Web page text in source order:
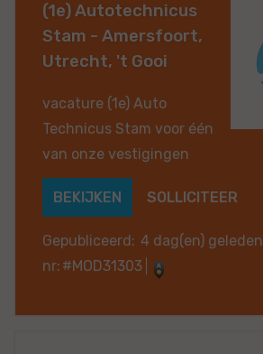
(1e) Autotechnicus
Stam - Amersfoort,
Utrecht, 't Gooi
vacature (1e) Auto
Technicus Stam voor één
van onze vestigingen
BEKIJKEN SOLLICITEER
Gepubliceerd: 4 dag(en) geleden
nr: #MOD31303